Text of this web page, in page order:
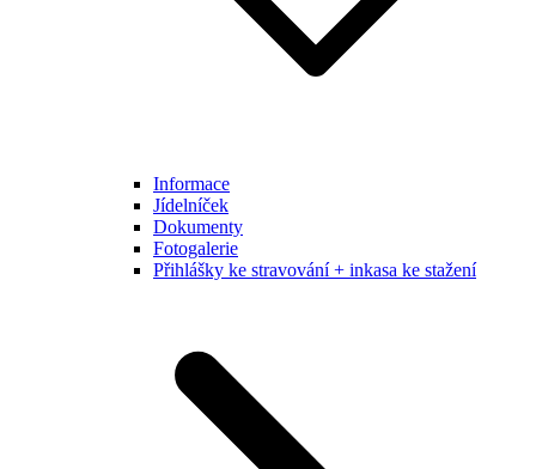
Informace
Jídelníček
Dokumenty
Fotogalerie
Přihlášky ke stravování + inkasa ke stažení